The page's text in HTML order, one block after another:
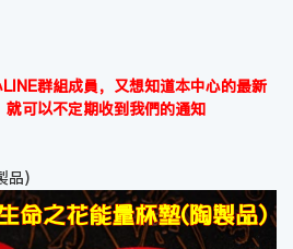
LINE群組成員，又想知道本中心的最新
就可以不定期收到我們的通知
品)